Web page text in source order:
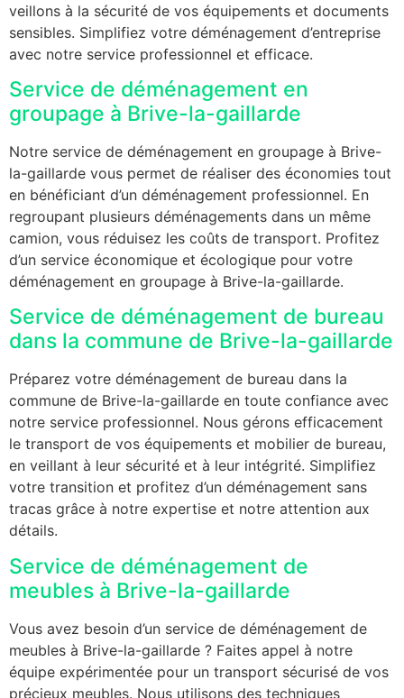
veillons à la sécurité de vos équipements et documents
sensibles. Simplifiez votre déménagement d’entreprise
avec notre service professionnel et efficace.
Service de déménagement en
groupage à Brive-la-gaillarde
Notre service de déménagement en groupage à Brive-
la-gaillarde vous permet de réaliser des économies tout
en bénéficiant d’un déménagement professionnel. En
regroupant plusieurs déménagements dans un même
camion, vous réduisez les coûts de transport. Profitez
d’un service économique et écologique pour votre
déménagement en groupage à Brive-la-gaillarde.
Service de déménagement de bureau
dans la commune de Brive-la-gaillarde
Préparez votre déménagement de bureau dans la
commune de Brive-la-gaillarde en toute confiance avec
notre service professionnel. Nous gérons efficacement
le transport de vos équipements et mobilier de bureau,
en veillant à leur sécurité et à leur intégrité. Simplifiez
votre transition et profitez d’un déménagement sans
tracas grâce à notre expertise et notre attention aux
détails.
Service de déménagement de
meubles à Brive-la-gaillarde
Vous avez besoin d’un service de déménagement de
meubles à Brive-la-gaillarde ? Faites appel à notre
équipe expérimentée pour un transport sécurisé de vos
précieux meubles. Nous utilisons des techniques